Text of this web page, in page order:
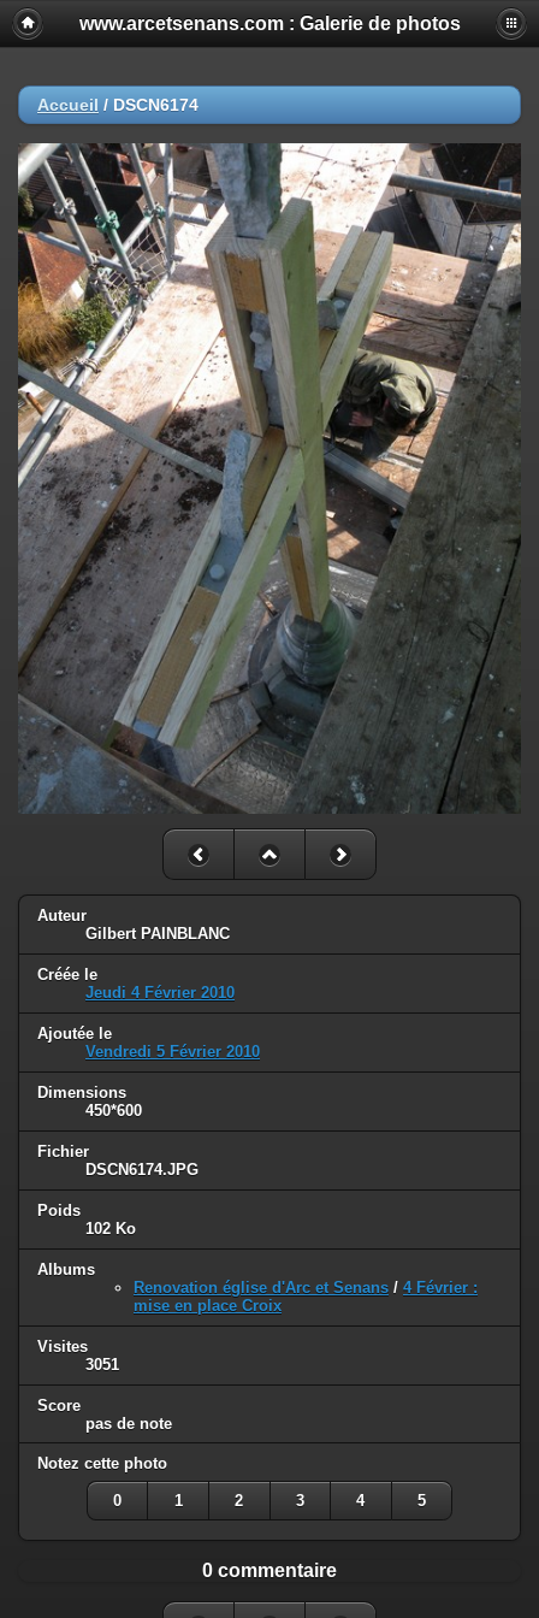
www.arcetsenans.com : Galerie de photos
Accueil / DSCN6174
Auteur
Gilbert PAINBLANC
Créée le
Jeudi 4 Février 2010
Ajoutée le
Vendredi 5 Février 2010
Dimensions
450*600
Fichier
DSCN6174.JPG
Poids
102 Ko
Albums
Renovation église d'Arc et Senans / 4 Février :
mise en place Croix
Visites
3051
Score
pas de note
Notez cette photo
0 1 2 3 4 5
0 commentaire